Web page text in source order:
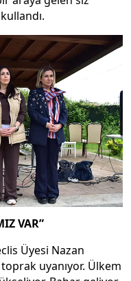
VAR”
Üyesi Nazan
uyanıyor. Ülkem